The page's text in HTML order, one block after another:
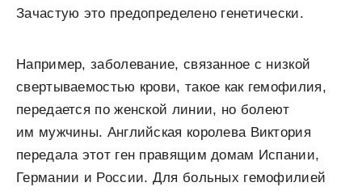
Зачастую это предопределено генетически.
Например, заболевание, связанное с низкой
свертываемостью крови, такое как гемофилия,
передается по женской линии, но болеют
им мужчины. Английская королева Виктория
передала этот ген правящим домам Испании,
Германии и России. Для больных гемофилией